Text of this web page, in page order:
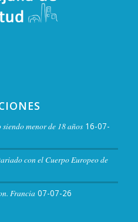
menor de 18 años 16-07-
con el Cuerpo Europeo de
Francia 07-07-26